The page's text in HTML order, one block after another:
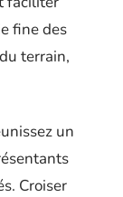
fine des
terrain,
un
Croiser